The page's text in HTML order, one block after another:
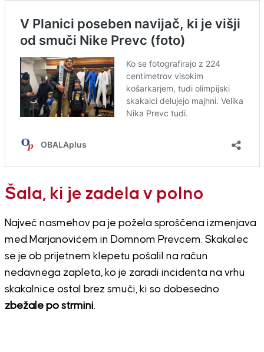
Šala, ki je zadela v polno
Največ nasmehov pa je požela sproščena izmenjava
med Marjanovićem in Domnom Prevcem. Skakalec
se je ob prijetnem klepetu pošalil na račun
nedavnega zapleta, ko je zaradi incidenta na vrhu
skakalnice ostal brez smuči, ki so dobesedno
zbežale po strmini.